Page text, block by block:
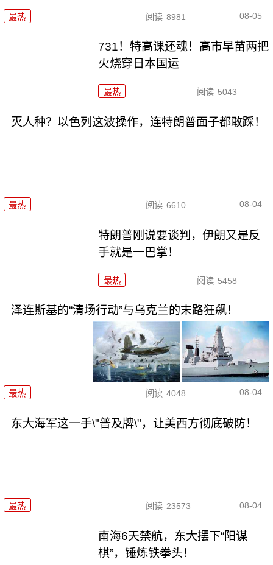
最热 阅读 8981 08-05
731！特高课还魂！高市早苗两把
火烧穿日本国运
最热 阅读 5043
灭人种？以色列这波操作，连特朗普面子都敢踩！
最热 阅读 6610 08-04
特朗普刚说要谈判，伊朗又是反
手就是一巴掌！
最热 阅读 5458
泽连斯基的“清场行动”与乌克兰的末路狂飙！
最热 阅读 4048 08-04
东大海军这一手\"普及牌\"，让美西方彻底破防！
最热 阅读 23573 08-04
南海6天禁航，东大摆下“阳谋
棋”，锤炼铁拳头！